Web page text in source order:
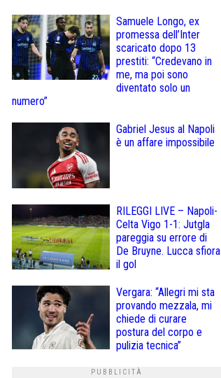
Samuele Longo, ex
promessa dell’Inter
scaricato dopo 13
prestiti: “Credevano in
me, ma poi sono
diventato solo un
numero”
Gabriel Jesus al Napoli
è un affare impossibile
RILEGGI LIVE – Napoli-
Celta Vigo 1-1: Jutgla
pareggia su errore di
De Bruyne. Lucca sfiora
il gol
Vergara: “Allegri mi sta
provando mezzala, mi
chiede di curare
postura del corpo e
pulizia tecnica”